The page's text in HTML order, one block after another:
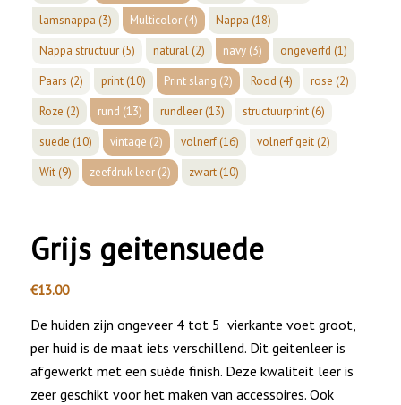
lamsnappa (3) Multicolor(4) Nappa (18)
Nappa structuur(5) natural(2) navy(3) ongeverfd (1)
Paars (2) print(10) Print slang (2) Rood (4) rose (2)
Roze (2) rund (13) rundleer(13) structuurprint(6)
suede (10) vintage (2) volnerf(16) volnerf geit(2)
Wit(9) zeefdruk leer(2) zwart(10)
Grijs geitensuede
€13.00
De huiden zijn ongeveer 4 tot 5 vierkante voet groot,
per huid is de maat iets verschillend. Dit geitenleer is
afgewerkt met een suède finish. Deze kwaliteit leer is
zeer geschikt voor het maken van accessoires. Ook